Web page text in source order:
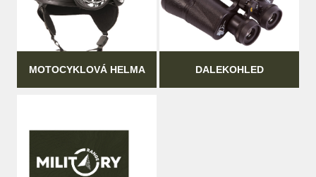
MOTOCYKLOVÁ HELMA DALEKOHLED